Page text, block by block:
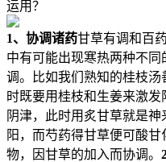
运用？
1、协调诸药甘草有调和百
中有可能出现寒热两种不
调。比如我们熟知的桂枝
时既要用桂枝和生姜来激
阴津，此时用炙甘草就是
阳，而芍药得甘草便可酸
物，因甘草的加入而协调。